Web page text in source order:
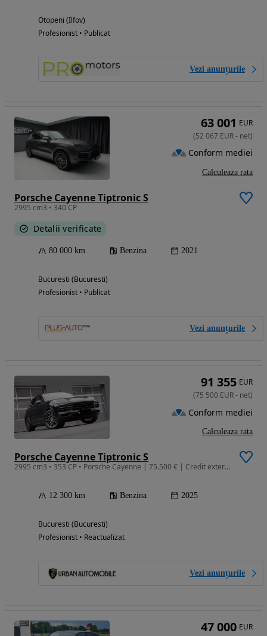
Otopeni (Ilfov)
Profesionist • Publicat
Vezi anunțurile
Porsche Cayenne Tiptronic S
2995 cm3 • 340 CP
Detalii verificate
80 000 km Benzina 2021
Bucuresti (Bucuresti)
Profesionist • Publicat
Vezi anunțurile
63 001 EUR
(52 067 EUR- net)
Conform mediei
Calculeaza rata
Porsche Cayenne Tiptronic S
2995 cm3 • 353 CP • Porsche Cayenne | 75.500 € | Credit extern fara TVA | Garantie
12 300 km Benzina 2025
Bucuresti (Bucuresti)
Profesionist • Reactualizat
Vezi anunțurile
91 355 EUR
(75 500 EUR- net)
Conform mediei
Calculeaza rata
47 000 EUR